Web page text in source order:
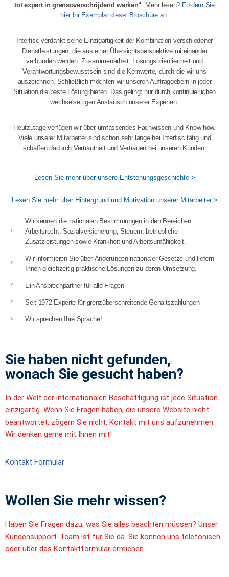
tot expert in grensoverschrijdend werken“ . Mehr lesen? Fordern Sie
hier Ihr Exemplar dieser Broschüre an
Interfisc verdankt seine Einzigartigkeit der Kombination verschiedener
Dienstleistungen, die aus einer Übersichtsperspektive miteinander
verbunden werden. Zusammenarbeit, Lösungsorientiertheit und
Verantwortungsbewusstsein sind die Kernwerte, durch die wir uns
auszeichnen. Schließlich möchten wir unseren Auftraggebern in jeder
Situation die beste Lösung bieten. Das gelingt nur durch kontinuierlichen
wechselseitigen Austausch unserer Experten.
Heutzutage verfügen wir über umfassendes Fachwissen und Know-how.
Viele unserer Mitarbeiter sind schon sehr lange bei Interfisc tätig und
schaffen dadurch Vertrautheit und Vertrauen bei unseren Kunden.
Lesen Sie mehr über unsere Entstehungsgeschichte >
Lesen Sie mehr über Hintergrund und Motivation unserer Mitarbeiter >
Wir kennen die nationalen Bestimmungen in den Bereichen
Arbeitsrecht, Sozialversicherung, Steuern, betriebliche
Zusatzleistungen sowie Krankheit und Arbeitsunfähigkeit.
Wir informieren Sie über Änderungen nationaler Gesetze und liefern
Ihnen gleichzeitig praktische Lösungen zu deren Umsetzung.
Ein Ansprechpartner für alle Fragen
Seit 1972 Experte für grenzüberschreitende Gehaltszahlungen
Wir sprechen Ihre Sprache!
Wollen Sie mehr wissen?
Haben Sie Fragen dazu, was Sie alles beachten müssen? Unser
Kundensupport-Team ist für Sie da. Sie können uns telefonisch
oder über das Kontaktformular erreichen.
Sie haben nicht gefunden,
wonach Sie gesucht haben?
In der Welt der internationalen Beschäftigung ist jede Situation
einzigartig. Wenn Sie Fragen haben, die unsere Website nicht
beantwortet, zögern Sie nicht, Kontakt mit uns aufzunehmen.
Wir denken gerne mit Ihnen mit!
Kontakt Formular